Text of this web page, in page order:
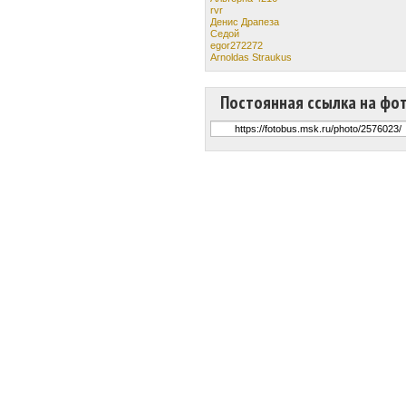
rvr
Денис Драпеза
Cедой
egor272272
Arnoldas Straukus
Постоянная ссылка на